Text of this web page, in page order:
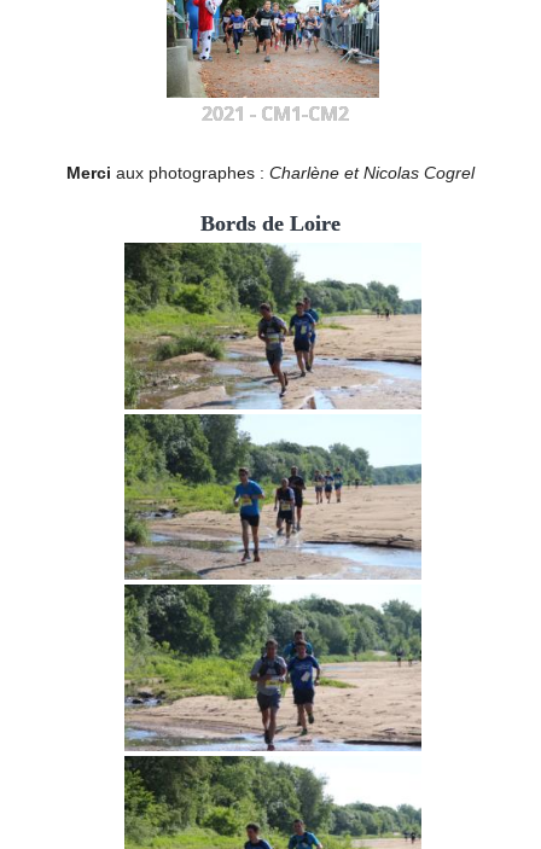
2021 - CM1-CM2
Merci aux photographes : Charlène et Nicolas Cogrel
Bords de Loire